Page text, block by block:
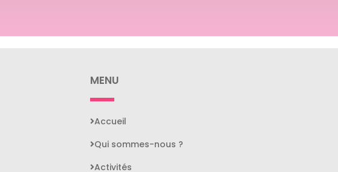
MENU
Accueil
Qui sommes-nous ?
Activités